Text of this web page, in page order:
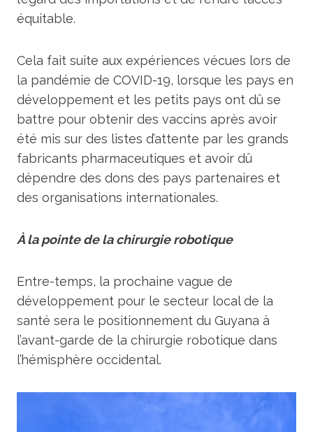
équitable.
Cela fait suite aux expériences vécues lors de
la pandémie de COVID-19, lorsque les pays en
développement et les petits pays ont dû se
battre pour obtenir des vaccins après avoir
été mis sur des listes d’attente par les grands
fabricants pharmaceutiques et avoir dû
dépendre des dons des pays partenaires et
des organisations internationales.
À la pointe de la chirurgie robotique
Entre-temps, la prochaine vague de
développement pour le secteur local de la
santé sera le positionnement du Guyana à
l’avant-garde de la chirurgie robotique dans
l’hémisphère occidental.